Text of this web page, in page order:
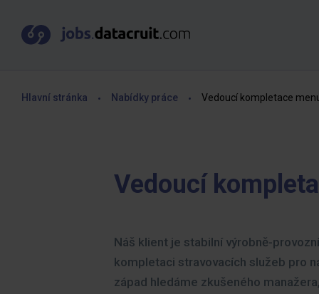
Hlavní stránka Nabídky práce Vedoucí kompletace
Vedoucí
Náš klient je stabilní výrobně-
kompletaci stravovacích služeb pro
západ hledáme zkušeného